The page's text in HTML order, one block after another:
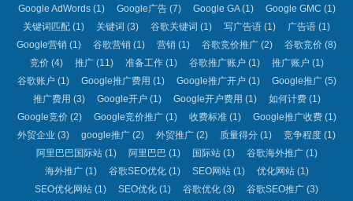
Google AdWords(1) Google广告(7) Google GA(1) Google GMC (1)
关键词匹配 (1) 关键词 (3) 谷歌关键词 (1) 写广告语 (1) 广告语 (1)
Google营销 (1) 谷歌营销 (1) 营销 (1) 谷歌竞价推广 (2) 谷歌竞价 (8)
竞价(4) 推广(11) 准备工作(1) 谷歌推广账户 (1) 推广账户 (1)
谷歌账户 (1) Google推广费用 (1) Google推广开户 (1) Google推广(5)
推广费用 (3) Google开户 (1) Google开户费用 (1) 如何计费(1)
Google竞价(2) Google竞价推广(1) 收费标准(1) Google推广收费(1)
外贸企业 (3) google推广 (2) 外贸推广 (2) 质量得分 (1) 竞争程度 (1)
阿里巴巴国际站(1) 阿里巴巴 (1) 国际站(1) 谷歌海外推广(1)
海外推广(1) 谷歌SEO优化(1) SEO网站(1) 优化网站(1)
SEO优化网站 (1) SEO优化 (1) 谷歌优化 (3) 谷歌SEO推广 (3)